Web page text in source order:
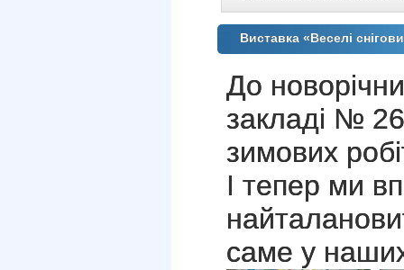
Виставка «Веселі
До
закладі №
зимових
І тепер ми
саме у